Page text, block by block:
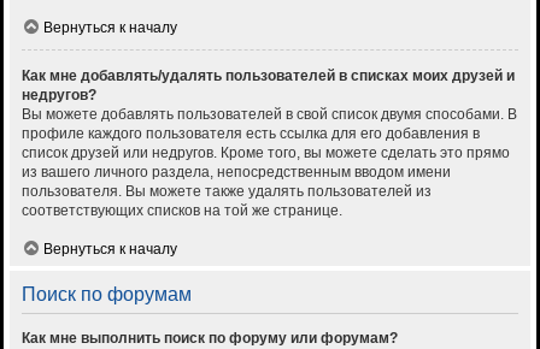
Вернуться к началу
Как мне добавлять/удалять пользователей в списках моих друзей и
недругов?
Вы можете добавлять пользователей в свой список двумя способами. В
профиле каждого пользователя есть ссылка для его добавления в
список друзей или недругов. Кроме того, вы можете сделать это прямо
из вашего личного раздела, непосредственным вводом имени
пользователя. Вы можете также удалять пользователей из
соответствующих списков на той же странице.
Вернуться к началу
Поиск по форумам
Как мне выполнить поиск по форуму или форумам?